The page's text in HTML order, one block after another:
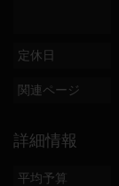
定休日
関連ページ
詳細情報
平均予算